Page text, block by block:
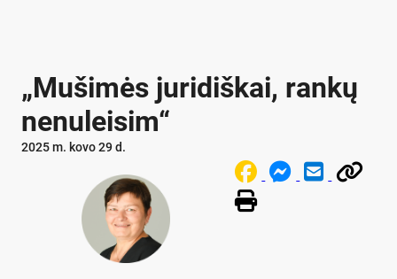
„Mu­ši­mės ju­ri­diš­kai, ran­kų
ne­nu­lei­sim“
2025 m. kovo 29 d.